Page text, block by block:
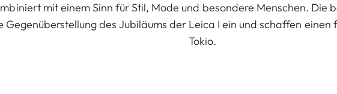
mit einem Sinn für Stil, Mode und besondere Menschen. Die
Gegenüberstellung des Jubiläums der Leica I ein und schaffen einen
Tokio.